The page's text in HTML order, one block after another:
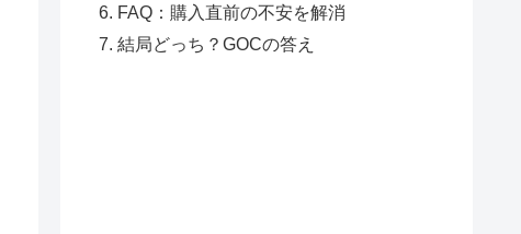
FAQ：購入直前の不安を解消
結局どっち？GOCの答え